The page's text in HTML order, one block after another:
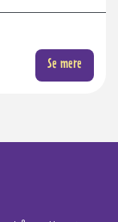
Se mere